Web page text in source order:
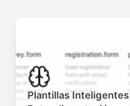
with
choice,
registration.form
User registration
form with email
verification,
password
requirements,
and
Plantillas